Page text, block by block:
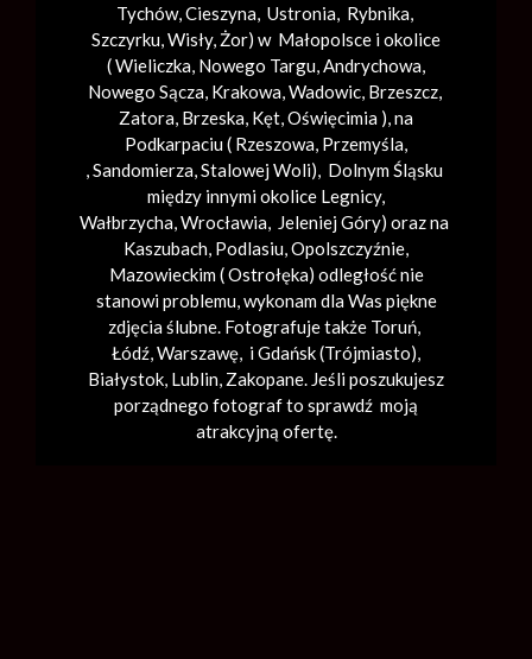
Tychów, Cieszyna, Ustronia, Rybnika,
Szczyrku, Wisły, Żor) w Małopolsce i okolice
(Wieliczka, Nowego Targu,Andrychowa,
Nowego Sącza, Krakowa,Wadowic, Brzeszcz,
Zatora, Brzeska, Kęt,Oświęcimia ), na
Podkarpaciu ( Rzeszowa, Przemyśla,
,Sandomierza,Stalowej Woli), Dolnym Śląsku
między innymi okolice Legnicy,
Wałbrzycha,Wrocławia, Jeleniej Góry) oraz na
Kaszubach, Podlasiu, Opolszczyźnie,
Mazowieckim ( Ostrołęka) odległość nie
stanowi problemu, wykonam dla Was piękne
zdjęcia ślubne. Fotografuje także Toruń,
Łódź,Warszawę, i Gdańsk (Trójmiasto),
Białystok, Lublin, Zakopane. Jeśli poszukujesz
porządnego fotograf to sprawdź moją
atrakcyjną ofertę.